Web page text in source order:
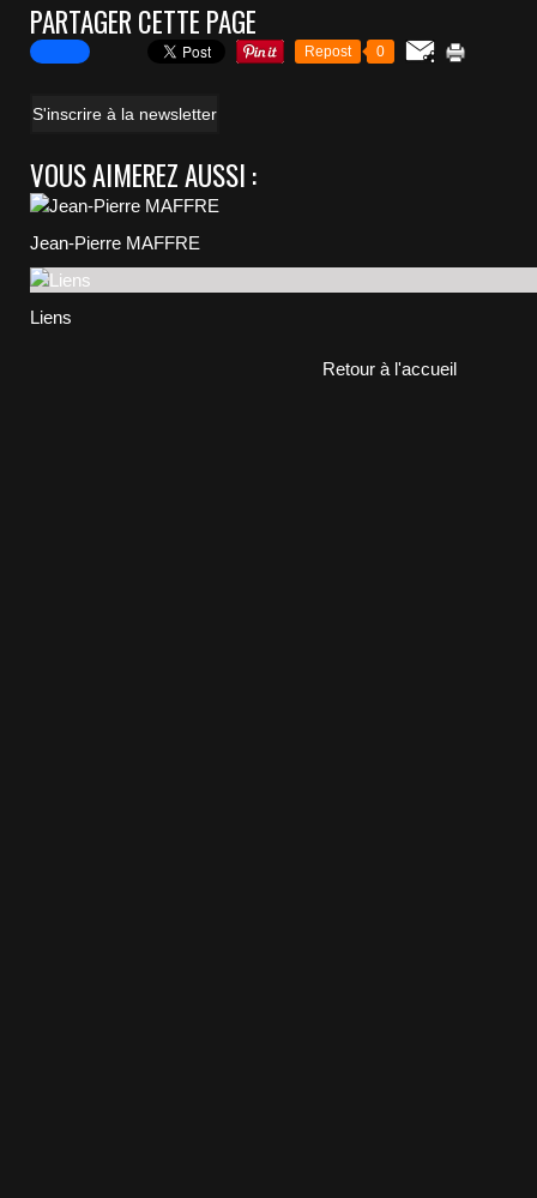
PARTAGER CETTE PAGE
Repost 0
S'inscrire à la newsletter
VOUS AIMEREZ AUSSI :
Jean-Pierre MAFFRE
Liens
Retour à l'accueil